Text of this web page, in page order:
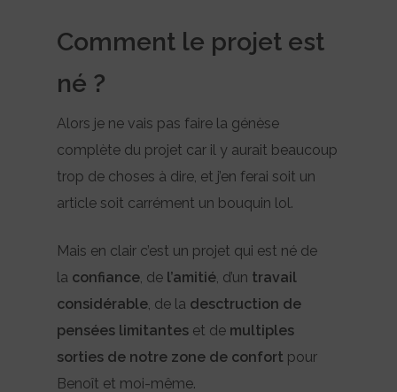
Comment le projet est
né ?
Alors je ne vais pas faire la génèse
complète du projet car il y aurait beaucoup
trop de choses à dire, et j’en ferai soit un
article soit carrément un bouquin lol.
Mais en clair c’est un projet qui est né de
la confiance, de l’amitié, d’un travail
considérable, de la desctruction de
pensées limitantes et de multiples
sorties de notre zone de confort pour
Benoît et moi-même.